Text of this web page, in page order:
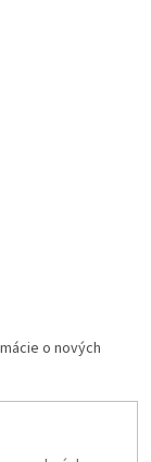
o nových